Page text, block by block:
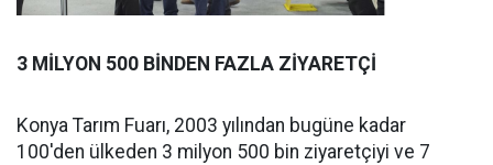
3 MİLYON 500 BİNDEN FAZLA ZİYARETÇİ
Konya Tarım Fuarı, 2003 yılından bugüne kadar
100'den ülkeden 3 milyon 500 bin ziyaretçiyi ve 7